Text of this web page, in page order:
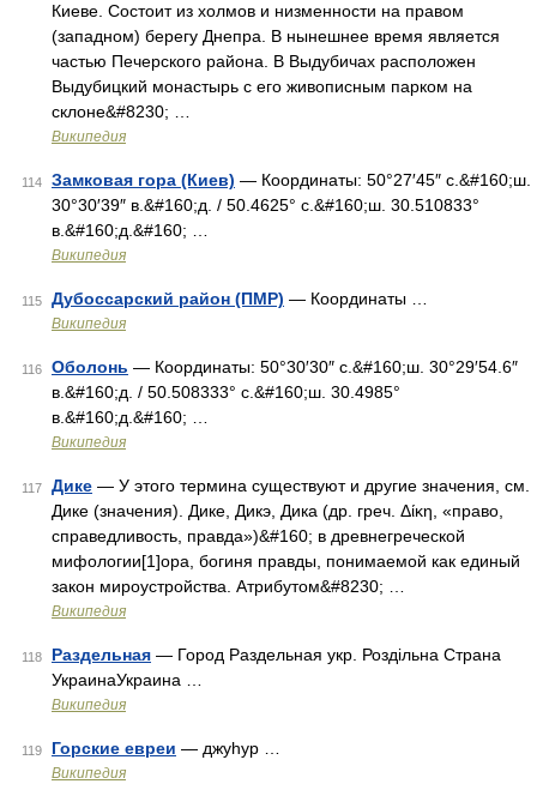
Киеве. Состоит из холмов и низменности на правом
(западном) берегу Днепра. В нынешнее время является
частью Печерского района. В Выдубичах расположен
Выдубицкий монастырь с его живописным парком на
склоне&#8230; …
Википедия
114 Замковая гора (Киев) — Координаты: 50°27′45″ с.&#160;ш.
30°30′39″ в.&#160;д. / 50.4625° с.&#160;ш. 30.510833°
в.&#160;д.&#160; …
Википедия
115 Дубоссарский район (ПМР) — Координаты …
Википедия
116 Оболонь — Координаты: 50°30′30″ с.&#160;ш. 30°29′54.6″
в.&#160;д. / 50.508333° с.&#160;ш. 30.4985°
в.&#160;д.&#160; …
Википедия
117 Дике — У этого термина существуют и другие значения, см.
Дике (значения). Дике, Дикэ, Дика (др. греч. Δίκη, «право,
справедливость, правда»)&#160; в древнегреческой
мифологии[1]ора, богиня правды, понимаемой как единый
закон мироустройства. Атрибутом&#8230; …
Википедия
118 Раздельная — Город Раздельная укр. Роздільна Страна
УкраинаУкраина …
Википедия
119 Горские евреи — джуhур …
Википедия